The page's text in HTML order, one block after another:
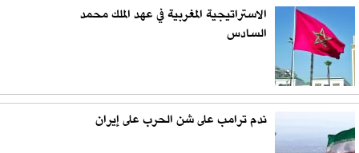
الاستراتيجية المغربية في عهد الملك محمد
السادس
ندم ترامب على شن الحرب على إيران